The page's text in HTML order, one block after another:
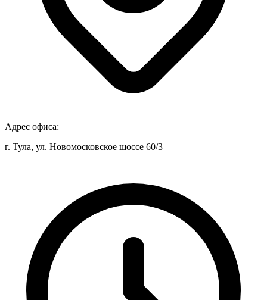
Адрес офиса:
г. Тула, ул. Новомосковское шоссе 60/3